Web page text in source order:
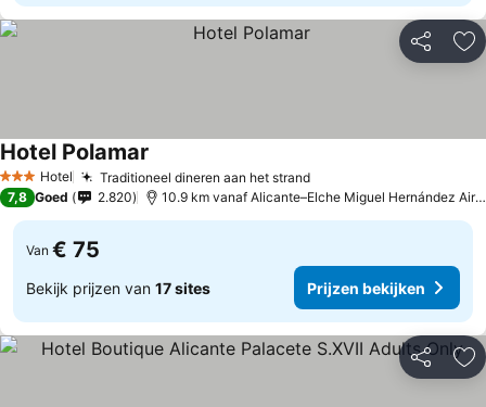
Delen
3 SterrenHotel Traditioneel dineren aan het strand
Hotel Polamar
7,8 Goed 2.820 10.9 km vanaf Alicante–Elche Miguel Hernández Airport
Van € 75
Bekijk prijzen van 17 sites Prijzen bekijken
Delen